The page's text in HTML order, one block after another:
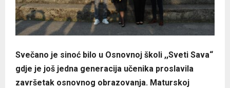
Svečano je sinoć bilo u Osnovnoj školi ,,Sveti Sava“
gdje je još jedna generacija učenika proslavila
završetak osnovnog obrazovanja. Maturskoj